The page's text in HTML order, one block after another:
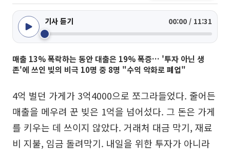
기사 듣기 00:00 / 11:31
매출 13% 폭락하는 동안 대출은 19% 폭증… '투자 아닌 생
존'에 쓰인 빚의 비극 10명 중 8명 "수익 악화로 폐업"
4억 벌던 가게가 3억4000으로 쪼그라들었다. 줄어든
매출을 메우려 꾼 빚은 1억을 넘어섰다. 그 돈은 가게
를 키우는 데 쓰이지 않았다. 거래처 대금 막기, 재료
비 지불, 임금 돌려막기. 내일을 위한 투자가 아니라